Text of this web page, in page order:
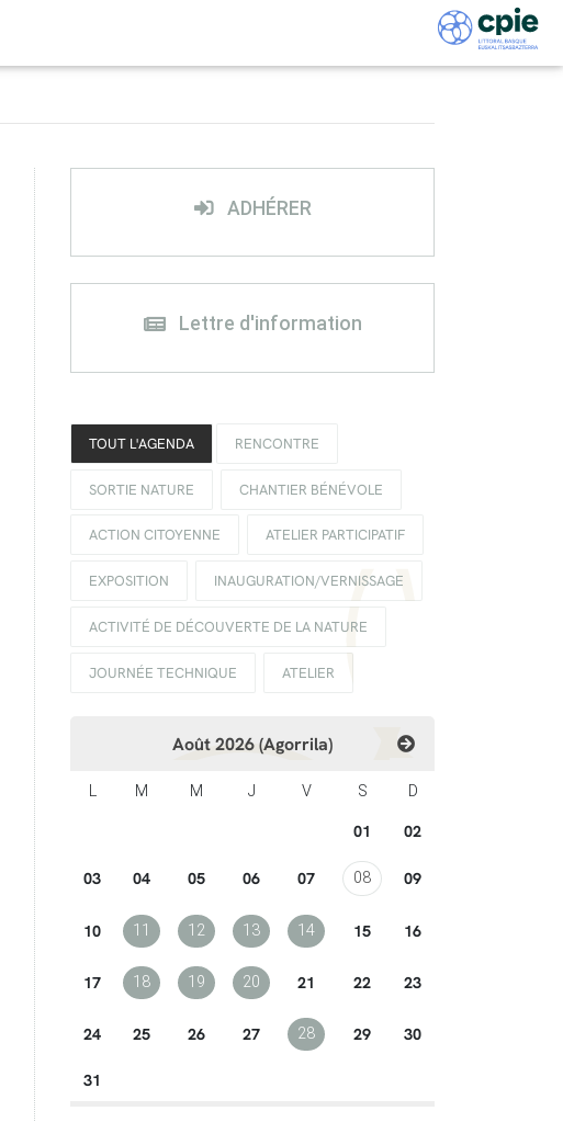
ADHÉRER
Lettre d'information
TOUT L'AGENDA RENCONTRE
SORTIE NATURE CHANTIER BÉNÉVOLE
ACTION CITOYENNE ATELIER PARTICIPATIF
EXPOSITION INAUGURATION/VERNISSAGE
ACTIVITÉ DE DÉCOUVERTE DE LA NATURE
JOURNÉE TECHNIQUE ATELIER
Août 2026 (Agorrila)
L M M J V S D
01 02
03 04 05 06 07 08 09
10 11 12 13 14 15 16
17 18 19 20 21 22 23
24 25 26 27 28 29 30
31